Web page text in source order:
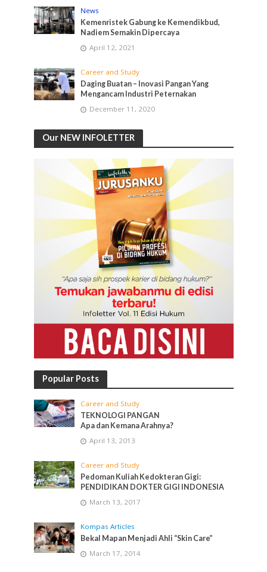
News
Kemenristek Gabung ke Kemendikbud,
Nadiem Semakin Dipercaya
April 12, 2021
Career and Study
Daging Buatan – Inovasi Pangan Yang
Mengancam Industri Peternakan
December 11, 2020
Our NEW INFOLETTER
Popular Posts
Career and Study
TEKNOLOGI PANGAN
Apa dan Kemana Arahnya?
April 13, 2013
Career and Study
Pedoman Kuliah Kedokteran Gigi:
PENDIDIKAN DOKTER GIGI INDONESIA
March 13, 2017
Kompas Articles
Bekal Mapan Menjadi Ahli “Skin Care”
March 17, 2014